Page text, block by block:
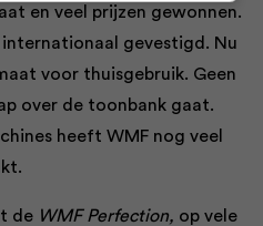
en veel prijzen gewonnen.
gevestigd. Nu
voor thuisgebruik. Geen
over de toonbank gaat.
heeft WMF nog veel
de WMF Perfection, op vele